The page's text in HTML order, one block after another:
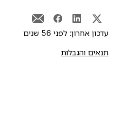
אחרון: לפני 56 שנים
והגבלות